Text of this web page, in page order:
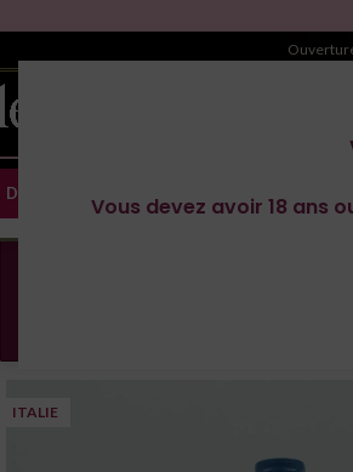
Vous devez avoir 18 ans
DOMAINE RÉGIONS
En cas de fortes
ITALIE